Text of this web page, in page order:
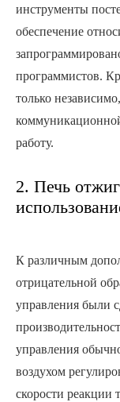
инструменты
обеспечение
программистов.
только
работу.
2. Печь
К различным
отрицательной
управления были
управления
воздухом
скорости реакции